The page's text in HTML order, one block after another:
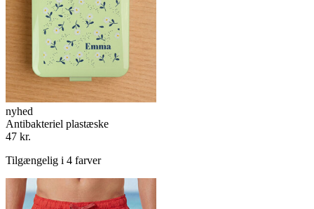
nyhed
Antibakteriel plastæske
47 kr.
Tilgængelig i 4 farver